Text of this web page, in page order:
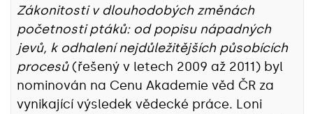
Zákonitosti v dlouhodobých změnách
početnosti ptáků: od popisu nápadných
jevů, k odhalení nejdůležitějších působících
procesů(řešený v letech 2009 až 2011) byl
nominován na Cenu Akademie věd ČR za
vynikající výsledek vědecké práce. Loni